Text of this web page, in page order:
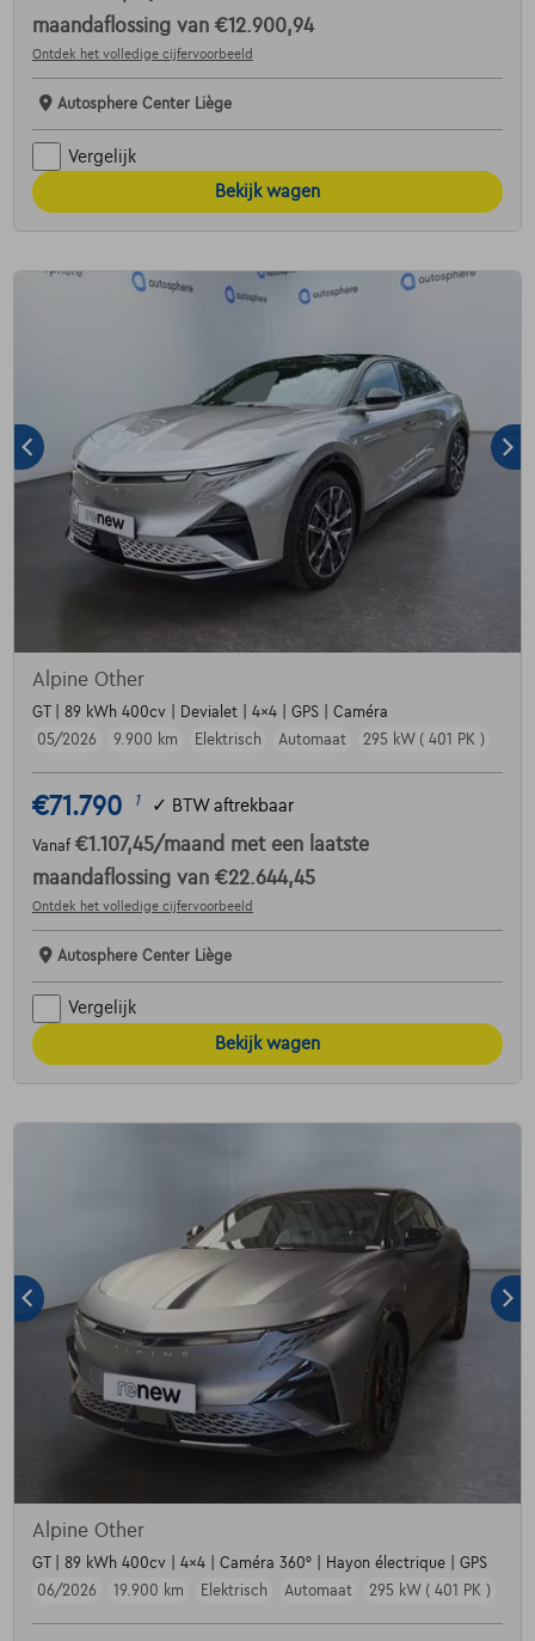
maandaflossing van €12.900,94
Ontdek het volledige cijfervoorbeeld
Autosphere Center Liège
Vergelijk
Bekijk wagen
Alpine Other
GT | 89 kWh 400cv | Devialet | 4x4 | GPS | Caméra
05/2026
9.900 km Elektrisch Automaat 295 kW ( 401 PK )
€71.790 1 ✓ BTW aftrekbaar
Vanaf €1.107,45/maand met een laatste
maandaflossing van €22.644,45
Ontdek het volledige cijfervoorbeeld
Autosphere Center Liège
Vergelijk
Bekijk wagen
Alpine Other
GT | 89 kWh 400cv | 4x4 | Caméra 360° | Hayon électrique | GPS
06/2026
19.900 km Elektrisch Automaat 295 kW ( 401 PK )